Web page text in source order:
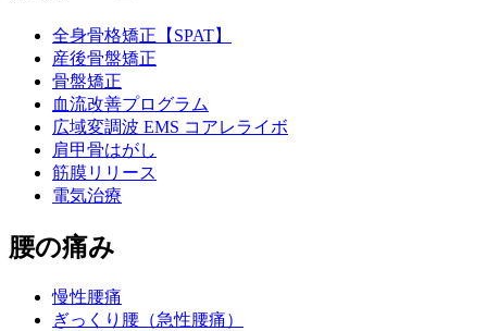
全身骨格矯正【SPAT】
産後骨盤矯正
骨盤矯正
血流改善プログラム
広域変調波 EMS コアレライボ
肩甲骨はがし
筋膜リリース
電気治療
腰の痛み
慢性腰痛
ぎっくり腰（急性腰痛）